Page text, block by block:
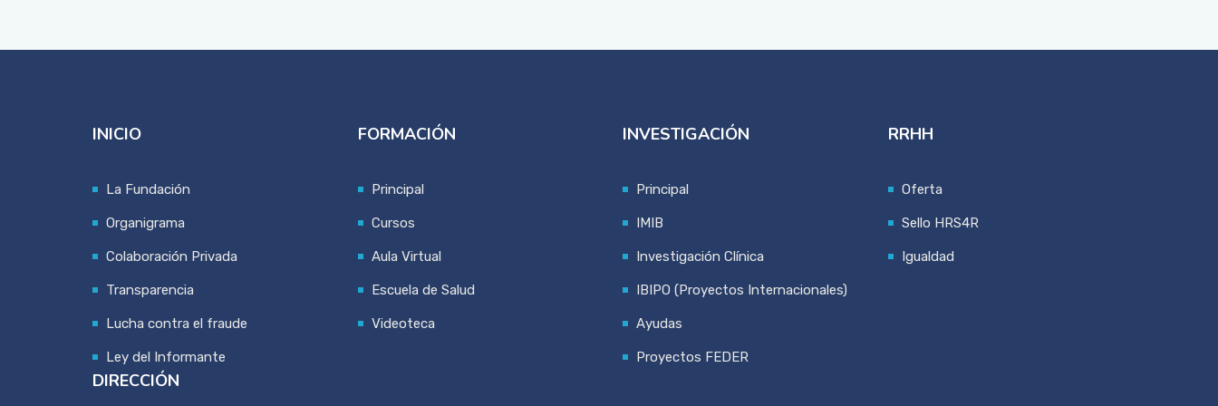
INICIO
La Fundación
Organigrama
Colaboración Privada
Transparencia
Lucha contra el fraude
Ley del Informante
FORMACIÓN
Principal
Cursos
Aula Virtual
Escuela de Salud
Videoteca
INVESTIGACIÓN
Principal
IMIB
Investigación Clínica
IBIPO (Proyectos Internacionales)
Ayudas
Proyectos FEDER
RRHH
Oferta
Sello HRS4R
Igualdad
DIRECCIÓN